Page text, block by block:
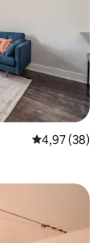
Évaluation
4,97 (38)